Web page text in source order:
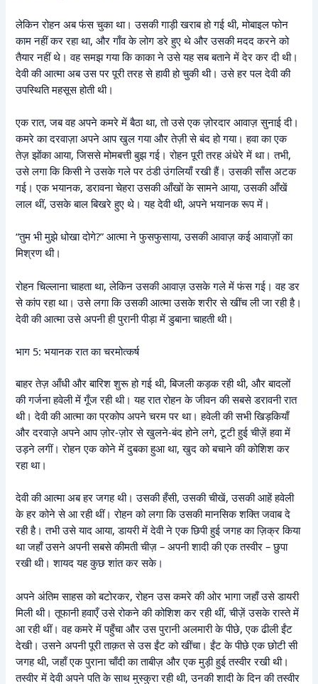
लेकिन रोहन अब फंस चुका था। उसकी गाड़ी खराब हो गई थी, मोबाइल फोन
काम नहीं कर रहा था, और गाँव के लोग डरे हुए थे और उसकी मदद करने को
तैयार नहीं थे। वह समझ गया कि काका ने उसे यह सब बताने में देर कर दी थी।
देवी की आत्मा अब उस पर पूरी तरह से हावी हो चुकी थी। उसे हर पल देवी की
उपस्थिति महसूस होती थी।
एक रात, जब वह अपने कमरे में बैठा था, तो उसे एक ज़ोरदार आवाज़ सुनाई दी।
कमरे का दरवाज़ा अपने आप खुल गया और तेज़ी से बंद हो गया। हवा का एक
तेज़ झोंका आया, जिससे मोमबत्ती बुझ गई। रोहन पूरी तरह अंधेरे में था। तभी,
उसे लगा कि किसी ने उसके गले पर ठंडी उंगलियाँ रखी हैं। उसकी साँस अटक
गई। एक भयानक, डरावना चेहरा उसकी आँखों के सामने आया, उसकी आँखें
लाल थीं, उसके बाल बिखरे हुए थे। यह देवी थी, अपने भयानक रूप में।
“तुम भी मुझे धोखा दोगे?” आत्मा ने फुसफुसाया, उसकी आवाज़ कई आवाज़ों का
मिश्रण थी।
रोहन चिल्लाना चाहता था, लेकिन उसकी आवाज़ उसके गले में फंस गई। वह डर
से कांप रहा था। उसे लगा कि उसकी आत्मा उसके शरीर से खींच ली जा रही है।
देवी की आत्मा उसे अपनी ही पुरानी पीड़ा में डुबाना चाहती थी।
भाग 5: भयानक रात का चरमोत्कर्ष
बाहर तेज़ आँधी और बारिश शुरू हो गई थी, बिजली कड़क रही थी, और बादलों
की गर्जना हवेली में गूँज रही थी। यह रात रोहन के जीवन की सबसे डरावनी रात
थी। देवी की आत्मा का प्रकोप अपने चरम पर था। हवेली की सभी खिड़कियाँ
और दरवाज़े अपने आप ज़ोर-ज़ोर से खुलने-बंद होने लगे, टूटी हुई चीज़ें हवा में
उड़ने लगीं। रोहन एक कोने में दुबका हुआ था, खुद को बचाने की कोशिश कर
रहा था।
देवी की आत्मा अब हर जगह थी। उसकी हँसी, उसकी चीखें, उसकी आहें हवेली
के हर कोने से आ रही थीं। रोहन को लगा कि उसकी मानसिक शक्ति जवाब दे
रही है। तभी उसे याद आया, डायरी में देवी ने एक छिपी हुई जगह का ज़िक्र किया
था जहाँ उसने अपनी सबसे कीमती चीज़ – अपनी शादी की एक तस्वीर – छुपा
रखी थी। शायद यह कुछ शांत कर सके।
अपने अंतिम साहस को बटोरकर, रोहन उस कमरे की ओर भागा जहाँ उसे डायरी
मिली थी। तूफानी हवाएँ उसे रोकने की कोशिश कर रही थीं, चीज़ें उसके रास्ते में
आ रही थीं। वह कमरे में पहुँचा और उस पुरानी अलमारी के पीछे, एक ढीली ईंट
देखी। उसने अपनी पूरी ताक़त से उस ईंट को खींचा। ईंट के पीछे एक छोटी सी
जगह थी, जहाँ एक पुराना चाँदी का ताबीज़ और एक मुड़ी हुई तस्वीर रखी थी।
तस्वीर में देवी अपने पति के साथ मुस्कुरा रही थी, उनकी शादी के दिन की तस्वीर